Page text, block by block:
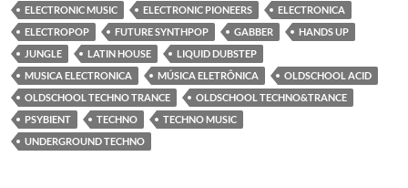
ELECTRONIC MUSIC
ELECTRONIC PIONEERS
ELECTRONICA
ELECTROPOP
FUTURE SYNTHPOP GABBER
HANDS UP
JUNGLE
LATIN HOUSE
LIQUID DUBSTEP
MUSICA ELECTRONICA
MÚSICA ELETRÔNICA
OLDSCHOOL ACID
OLDSCHOOL TECHNO TRANCE
OLDSCHOOL TECHNO&TRANCE
PSYBIENT
TECHNO
TECHNO MUSIC
UNDERGROUND TECHNO